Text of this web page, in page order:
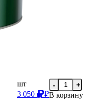
шт
3 050
₽
- +
В корзину